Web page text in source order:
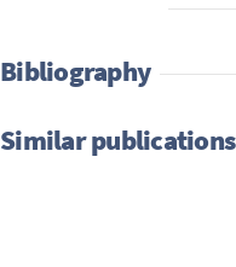
Bibliography
Similar publications